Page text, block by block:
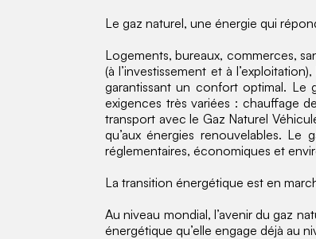
Le gaz naturel, une énergie qui
Logements, bureaux, commerces,
(à l’investissement et à
garantissant un confort optimal. Le
exigences très variées : chauffage
transport avec le Gaz Naturel
qu’aux énergies renouvelables.
réglementaires, économiques et
La transition énergétique est en
Au niveau mondial, l’avenir du gaz
énergétique qu’elle engage déjà au